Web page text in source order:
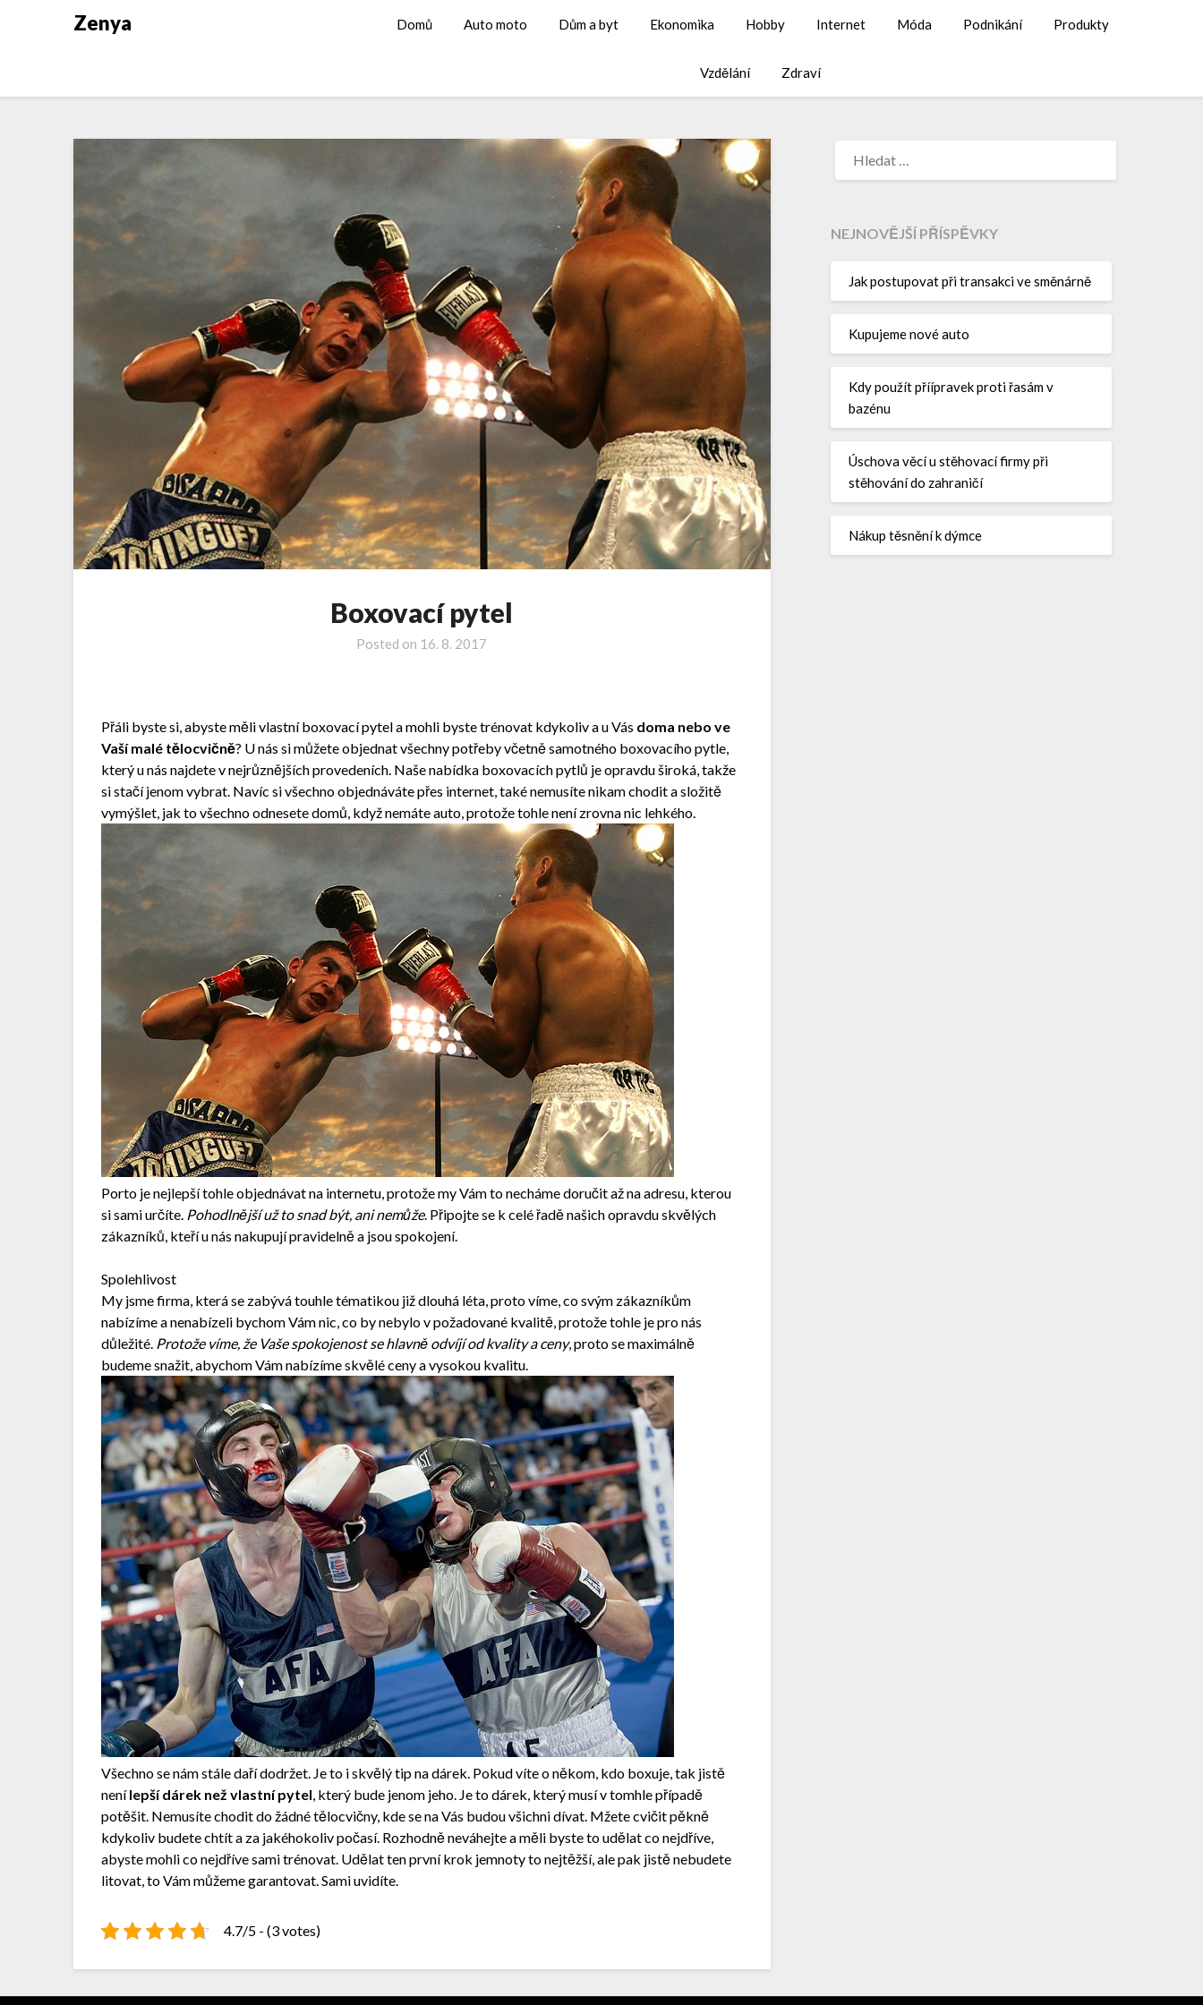
Zenya Domů Auto moto Dům a byt Ekonomika Hobby Internet Móda Podnikání Produkty
Vzdělání Zdraví
Boxovací pytel
Posted on 16. 8. 2017
Přáli byste si, abyste měli vlastní boxovací pytel a mohli byste trénovat kdykoliv a u Vás doma nebo ve
Vaší malé tělocvičně? U nás si můžete objednat všechny potřeby včetně samotného boxovacího pytle,
který u nás najdete v nejrůznějších provedeních. Naše nabídka boxovacích pytlů je opravdu široká, takže
si stačí jenom vybrat. Navíc si všechno objednáváte přes internet, také nemusíte nikam chodit a složitě
vymýšlet, jak to všechno odnesete domů, když nemáte auto, protože tohle není zrovna nic lehkého.
Porto je nejlepší tohle objednávat na internetu, protože my Vám to necháme doručit až na adresu, kterou
si sami určíte. Pohodlnější už to snad být, ani nemůže. Připojte se k celé řadě našich opravdu skvělých
zákazníků, kteří u nás nakupují pravidelně a jsou spokojení.
Spolehlivost
My jsme firma, která se zabývá touhle tématikou již dlouhá léta, proto víme, co svým zákazníkům
nabízíme a nenabízeli bychom Vám nic, co by nebylo v požadované kvalitě, protože tohle je pro nás
důležité. Protože víme, že Vaše spokojenost se hlavně odvíjí od kvality a ceny, proto se maximálně
budeme snažit, abychom Vám nabízíme skvělé ceny a vysokou kvalitu.
Všechno se nám stále daří dodržet. Je to i skvělý tip na dárek. Pokud víte o někom, kdo boxuje, tak jistě
nenílepší dárek než vlastní pytel , který bude jenom jeho. Je to dárek, který musí v tomhle případě
potěšit. Nemusíte chodit do žádné tělocvičny, kde se na Vás budou všichni dívat. Mžete cvičit pěkně
kdykoliv budete chtít a za jakéhokoliv počasí. Rozhodně neváhejte a měli byste to udělat co nejdříve,
abyste mohli co nejdříve sami trénovat. Udělat ten první krok jemnoty to nejtěžší, ale pak jistě nebudete
litovat, to Vám můžeme garantovat. Sami uvidíte.
4.7/5 - (3 votes)
NEJNOVĚJŠÍ PŘÍSPĚVKY
Jak postupovat při transakci ve směnárně
Kupujeme nové auto
Kdy použít příípravek proti řasám v
bazénu
Úschova věcí u stěhovací firmy při
stěhování do zahraničí
Nákup těsnění k dýmce